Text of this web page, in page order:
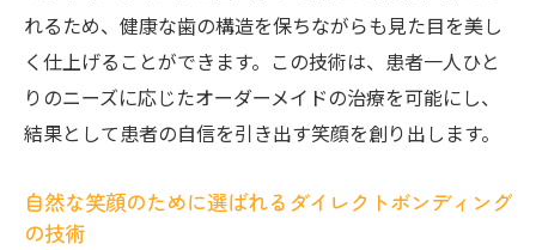
コストパフォーマンスに優れた選択肢とし
てのダイレクトボンディング
自然な笑顔を手に入れるための選択肢
日常生活への影響を最小限に抑える治療法
心理的効果：自信を持った笑顔がもたらす
もの
れるため、健康な歯の構造を保ちながらも見た目を美し
く仕上げることができます。この技術は、患者一人ひと
りのニーズに応じたオーダーメイドの治療を可能にし、
結果として患者の自信を引き出す笑顔を創り出します。
自然な笑顔のために選ばれるダイレクトボンディング
の技術